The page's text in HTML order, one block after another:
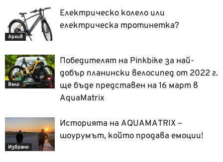
Архив
Електрическо колело или
електрическа тротинетка?
Вело
Победителят на Pinkbike за най-
добър планински велосипед от 2022 г.
ще бъде представен на 16 март в
AquaMatrix
Избрано
Историята на AQUAMATRIX –
шоурумът, който продава емоции!